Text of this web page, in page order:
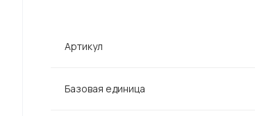
Артикул
Базовая единица